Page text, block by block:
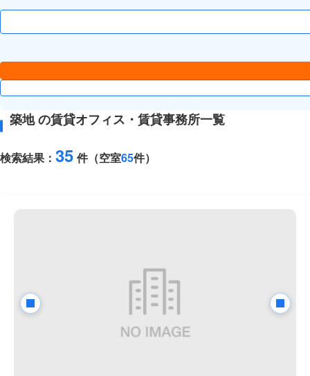
築地 の賃貸オフィス・賃貸事務所一覧
検索結果： 35 件（空室65件）